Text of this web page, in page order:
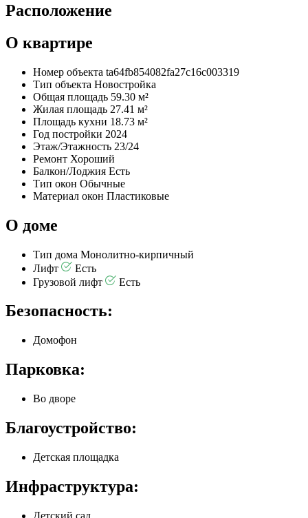
Расположение
О квартире
Номер объекта ta64fb854082fa27c16c003319
Тип объекта Новостройка
Общая площадь 59.30 м²
Жилая площадь 27.41 м²
Площадь кухни 18.73 м²
Год постройки 2024
Этаж/Этажность 23/24
Ремонт Хороший
Балкон/Лоджия Есть
Тип окон Обычные
Материал окон Пластиковые
О доме
Тип дома Монолитно-кирпичный
Лифт
Есть
Грузовой лифт
Есть
Безопасность:
Домофон
Парковка:
Во дворе
Благоустройство:
Детская площадка
Инфраструктура:
Детский сад